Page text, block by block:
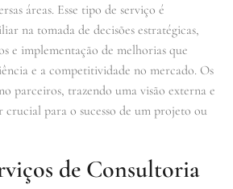
áreas. Esse tipo de serviço é
na tomada de decisões estratégicas,
e implementação de melhorias que
e a competitividade no mercado. Os
parceiros, trazendo uma visão externa e
crucial para o sucesso de um projeto ou
de Consultoria